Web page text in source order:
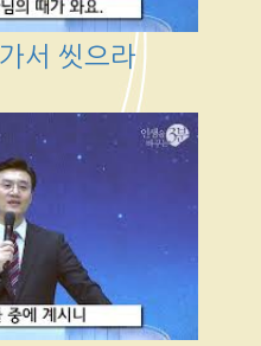
서 씻으라